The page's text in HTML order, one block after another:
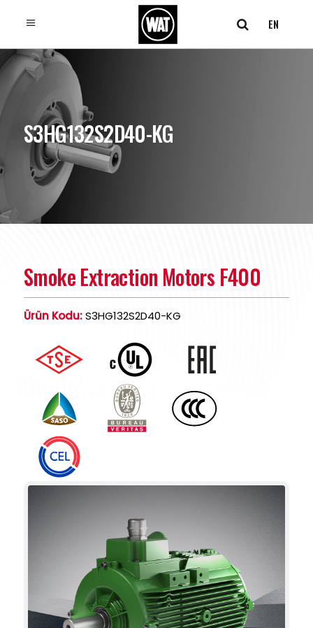
EN
S3HG132S2D40-KG
Smoke Extraction Motors F400
Ürün Kodu:S3HG132S2D40-KG